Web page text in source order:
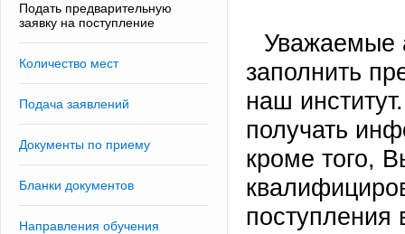
Подать предварительную
заявку на поступление
Количество мест
Подача заявлений
Документы по приему
Бланки документов
Направления обучения
Уважаемые
заполнить
наш
получать
кроме того,
поступления